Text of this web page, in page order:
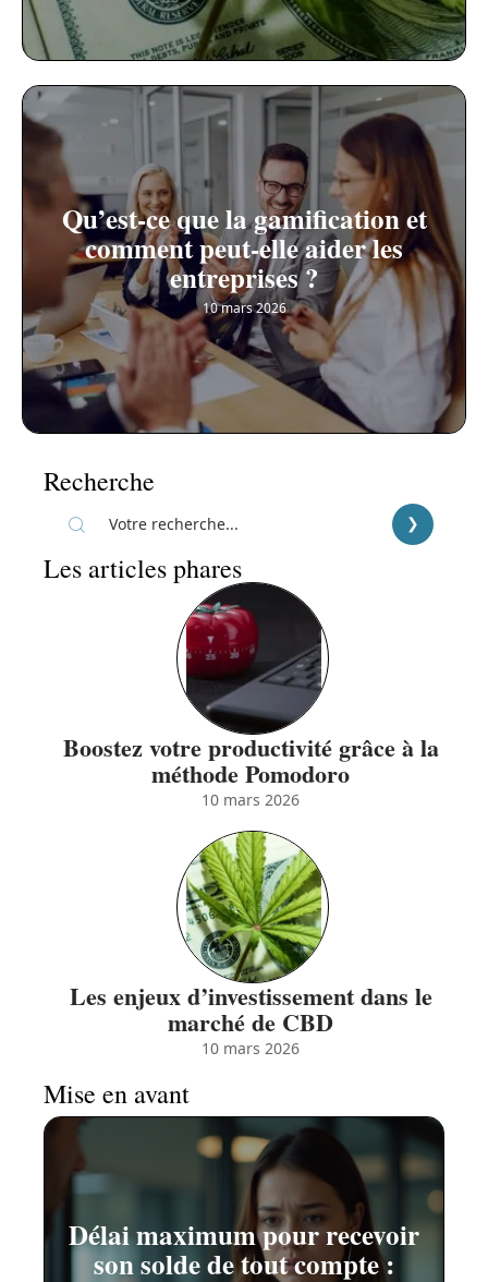
Qu’est-ce que la gamification et
comment peut-elle aider les
entreprises ?
10 mars 2026
Recherche
Les articles phares
Boostez votre productivité grâce à la
méthode Pomodoro
10 mars 2026
Les enjeux d’investissement dans le
marché de CBD
10 mars 2026
Mise en avant
Délai maximum pour recevoir
son solde de tout compte :